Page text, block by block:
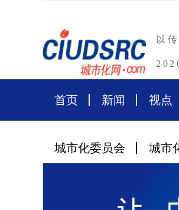
以
首页 新闻 视点
城市化委员会 城市